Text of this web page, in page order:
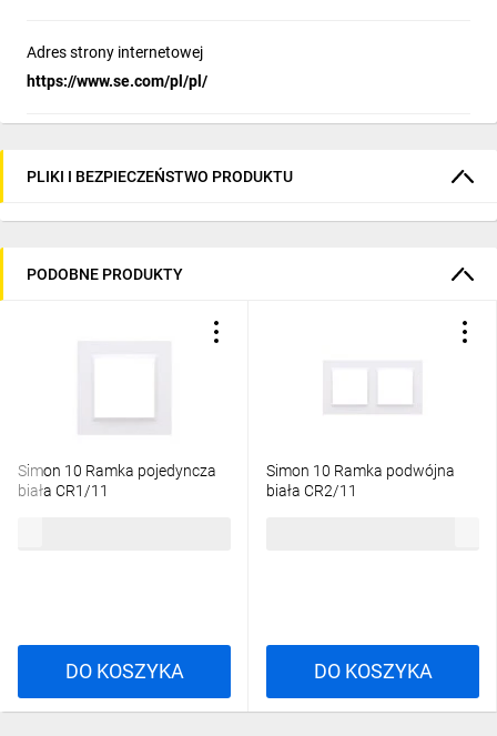
Adres strony internetowej
https://www.se.com/pl/pl/
PLIKI I BEZPIECZEŃSTWO PRODUKTU
PODOBNE PRODUKTY
Simon 10 Ramka pojedyncza
biała CR1/11
DO KOSZYKA
Simon 10 Ramka podwójna
biała CR2/11
DO KOSZYKA